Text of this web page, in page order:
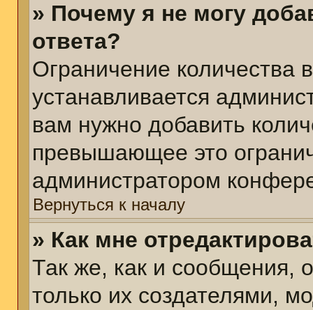
» Почему я не могу
ответа?
Ограничение количества
устанавливается
вам нужно добавить
превышающее это
администратором
Вернуться к началу
» Как мне
Так же, как и сообщения,
только их создателями,